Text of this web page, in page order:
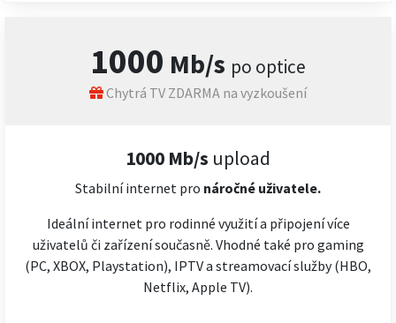
1000 Mb/s po optice
Chytrá TV ZDARMA na vyzkoušení
1000 Mb/s upload
Stabilní internet pro náročné uživatele.
Ideální internet pro rodinné využití a připojení více
uživatelů či zařízení současně. Vhodné také pro gaming
(PC, XBOX, Playstation), IPTV a streamovací služby (HBO,
Netflix, Apple TV).